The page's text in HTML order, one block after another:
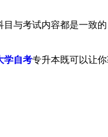
目与考试内容都是一致
学自考专升本既可以让